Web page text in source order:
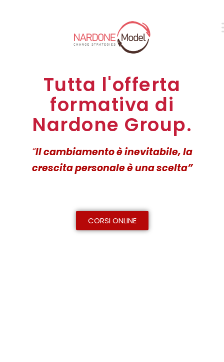
Tutta l'offerta
formativa di
Nardone Group.
“Il cambiamento è inevitabile, la
crescita personale è una scelta”
CORSI ONLINE